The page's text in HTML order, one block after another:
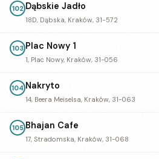
102 Dąbskie Jadło
18D, Dąbska, Kraków, 31-572
103 Plac Nowy 1
1, Plac Nowy, Kraków, 31-056
104 Nakryto
14, Beera Meiselsa, Kraków, 31-063
105 Bhajan Cafe
17, Stradomska, Kraków, 31-068